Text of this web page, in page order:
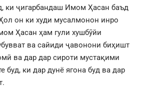
ки ҷигарбандаш Имом Ҳасан баъд
он ки худи мусалмонон инро
Ҳасан ҳам гули хушбӯйи
ва сайиди ҷавонони биҳишт
ва дар дар сироти мустақими
буд, ки дар дунё ягона буд ва дар